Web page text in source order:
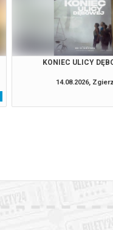
KONIEC ULICY
14.08.2026, Zgierz